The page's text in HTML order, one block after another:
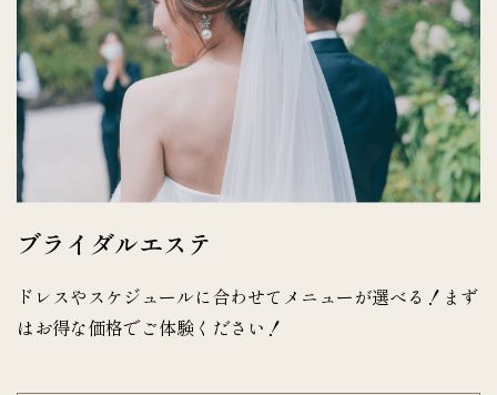
ブライダルエステ
ドレスやスケジュールに合わせてメニューが選べる！まず
はお得な価格でご体験ください！